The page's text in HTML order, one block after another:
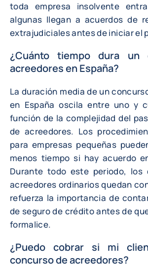
toda empresa insolvente
algunas llegan a acuerdos de
extrajudiciales antes de iniciar el
¿Cuánto tiempo dura un
acreedores en España?
La duración media de un
en España oscila entre uno y
función de la complejidad del
de acreedores. Los
para empresas pequeñas
menos tiempo si hay acuerdo
Durante todo este periodo, los
acreedores ordinarios quedan
refuerza la importancia de
de seguro de crédito antes de
formalice.
¿Puedo cobrar si mi
concurso de acreedores?